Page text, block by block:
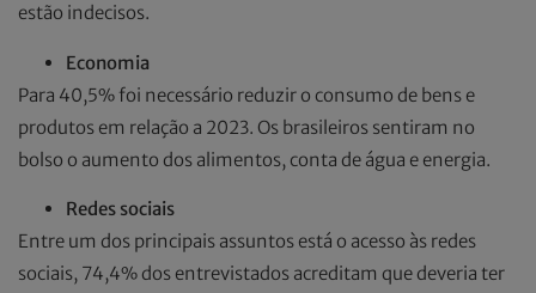
estão indecisos.
Economia
Para 40,5% foi necessário reduzir o consumo de bens e
produtos em relação a 2023. Os brasileiros sentiram no
bolso o aumento dos alimentos, conta de água e energia.
Redes sociais
Entre um dos principais assuntos está o acesso às redes
sociais, 74,4% dos entrevistados acreditam que deveria ter